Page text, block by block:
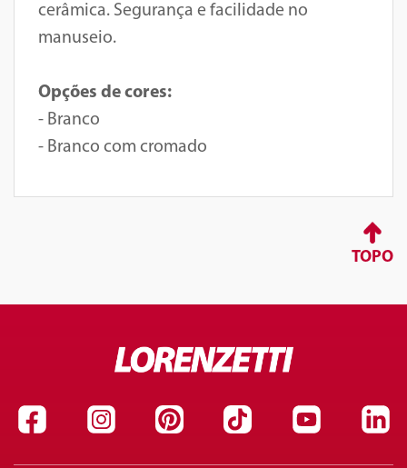
cerâmica. Segurança e facilidade no
manuseio.
Opções de cores:
- Branco
- Branco com cromado
TOPO